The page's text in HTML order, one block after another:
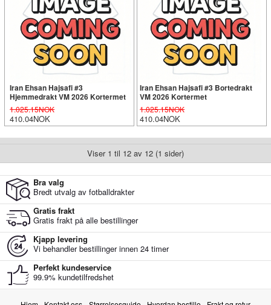
Iran Ehsan Hajsafi #3
Hjemmedrakt VM 2026 Kortermet
1.025.15NOK
410.04NOK
Iran Ehsan Hajsafi #3 Bortedrakt
VM 2026 Kortermet
1.025.15NOK
410.04NOK
Viser 1 til 12 av 12 (1 sider)
Bra valg
Bredt utvalg av fotballdrakter
Gratis frakt
Gratis frakt på alle bestillinger
Kjapp levering
Vi behandler bestillinger innen 24 timer
Perfekt kundeservice
99.9% kundetilfredshet